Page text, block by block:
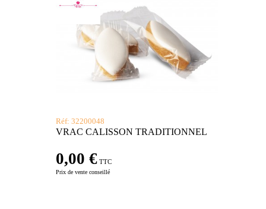
Réf: 32200048
VRAC CALISSON TRADITIONNEL
0,00 € TTC
Prix de vente conseillé